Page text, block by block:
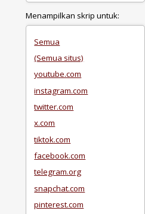
Menampilkan skrip untuk:
Semua
(Semua situs)
youtube.com
instagram.com
twitter.com
x.com
tiktok.com
facebook.com
telegram.org
snapchat.com
pinterest.com